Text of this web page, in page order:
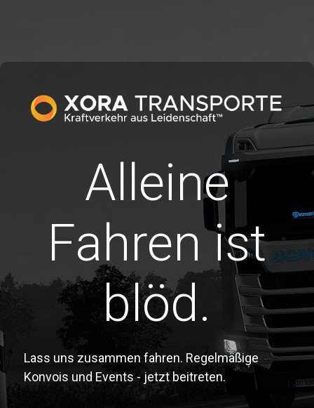
Alleine
Fahren ist
blöd.
Lass uns zusammen fahren. Regelmäßige
Konvois und Events - jetzt beitreten.